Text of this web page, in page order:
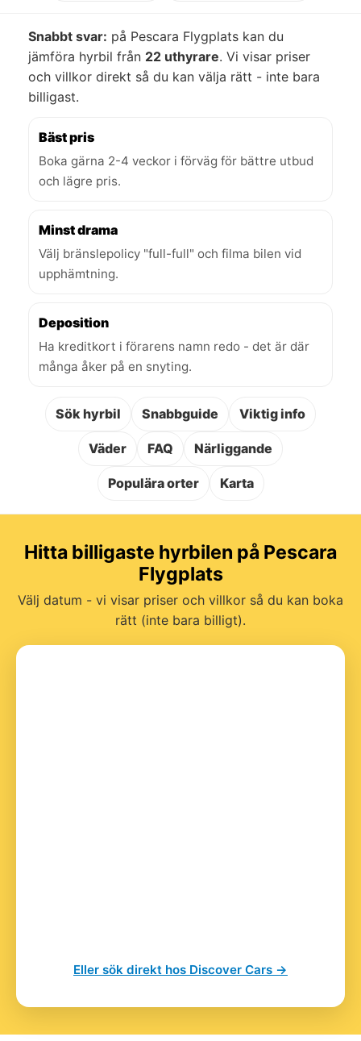
Snabbt svar: på Pescara Flygplats kan du
jämföra hyrbil från 22 uthyrare. Vi visar priser
och villkor direkt så du kan välja rätt - inte bara
billigast.
Bäst pris
Boka gärna 2-4 veckor i förväg för bättre utbud
och lägre pris.
Minst drama
Välj bränslepolicy "full-full" och filma bilen vid
upphämtning.
Deposition
Ha kreditkort i förarens namn redo - det är där
många åker på en snyting.
Sök hyrbil Snabbguide Viktig info
Väder FAQ Närliggande
Populära orter Karta
Hitta billigaste hyrbilen på Pescara
Flygplats
Välj datum - vi visar priser och villkor så du kan boka
rätt (inte bara billigt).
Eller sök direkt hos Discover Cars →